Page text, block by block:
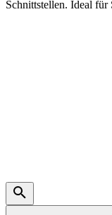
Schnittstellen. Ideal für